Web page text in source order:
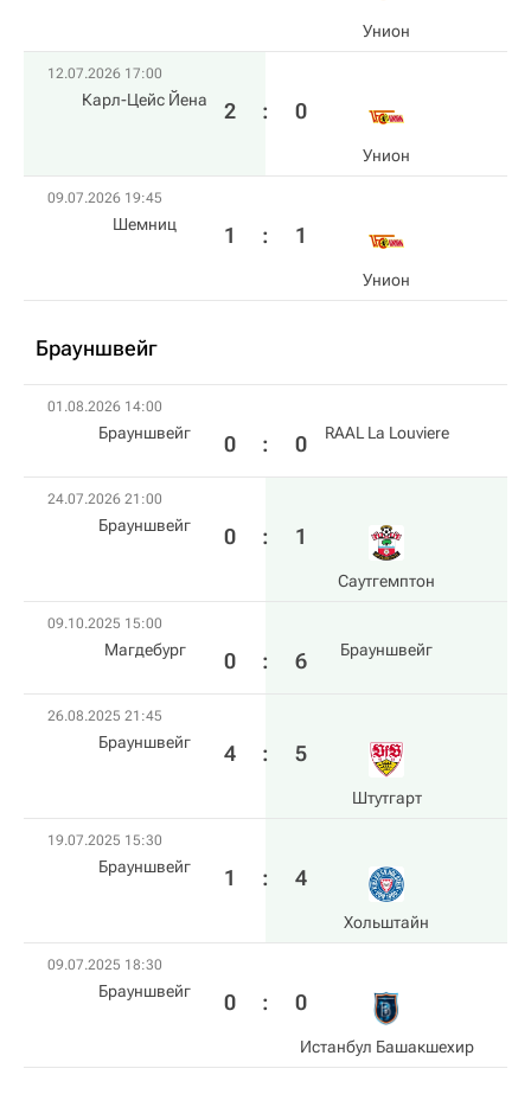
Унион
12.07.2026 17:00
Карл-Цейс Йена 2 : 0
Унион
09.07.2026 19:45
Шемниц 1 : 1
Унион
Брауншвейг
01.08.2026 14:00
Брауншвейг 0 : 0 RAAL La Louviere
24.07.2026 21:00
Брауншвейг 0 : 1
Саутгемптон
09.10.2025 15:00
Магдебург 0 : 6 Брауншвейг
26.08.2025 21:45
Брауншвейг 4 : 5
Штутгарт
19.07.2025 15:30
Брауншвейг 1 : 4
Хольштайн
09.07.2025 18:30
Брауншвейг 0 : 0
Истанбул Башакшехир